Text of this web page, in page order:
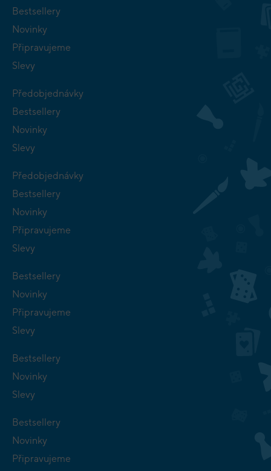
Bestsellery
Novinky
Připravujeme
Slevy
Předobjednávky
Bestsellery
Novinky
Slevy
Předobjednávky
Bestsellery
Novinky
Připravujeme
Slevy
Bestsellery
Novinky
Připravujeme
Slevy
Bestsellery
Novinky
Slevy
Bestsellery
Novinky
Připravujeme